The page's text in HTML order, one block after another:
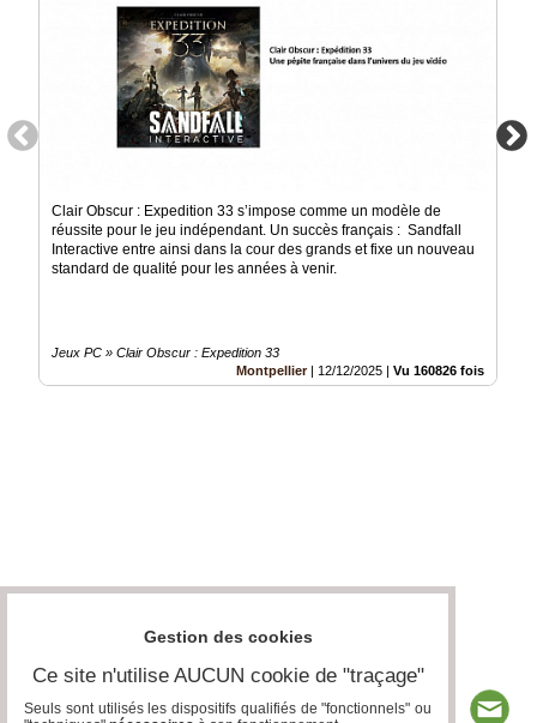
Clair Obscur : Expedition 33 s’impose comme un modèle de
réussite pour le jeu indépendant. Un succès français : Sandfall
Interactive entre ainsi dans la cour des grands et fixe un nouveau
standard de qualité pour les années à venir.
Jeux PC » Clair Obscur : Expedition 33
Montpellier| 12/12/2025 Vu 160826 fois
Gestion des cookies
Ce site n'utilise AUCUN cookie de "traçage"
Seuls sont utilisés les dispositifs qualifiés de "fonctionnels" ou